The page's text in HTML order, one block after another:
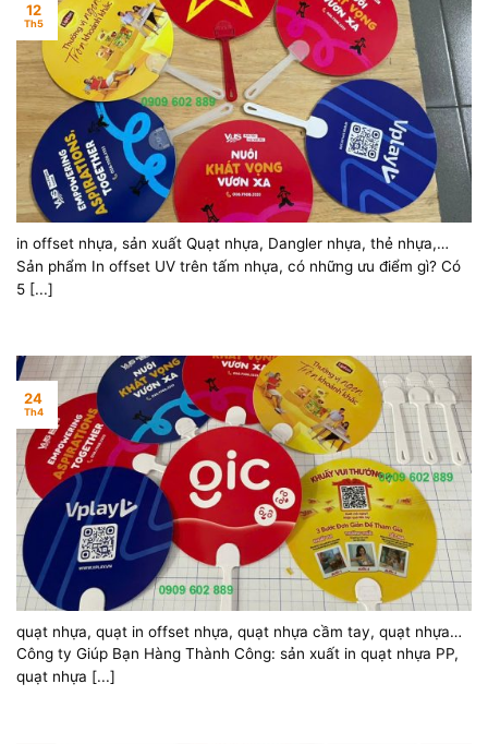
in offset nhựa, sản xuất Quạt nhựa, Dangler nhựa, thẻ nhựa,
Bảng phụ, Bảng nhóm
Sản phẩm In offset UV trên tấm nhựa, có những ưu điểm gì? Có
5 [...]
12
Th5
quạt nhựa, quạt in offset nhựa, quạt nhựa cầm tay, quạt nhựa
quảng cáo
Công ty Giúp Bạn Hàng Thành Công: sản xuất in quạt nhựa PP,
quạt nhựa [...]
24
Th4